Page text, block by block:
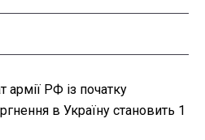
армії РФ із початку
в Україну становить 1